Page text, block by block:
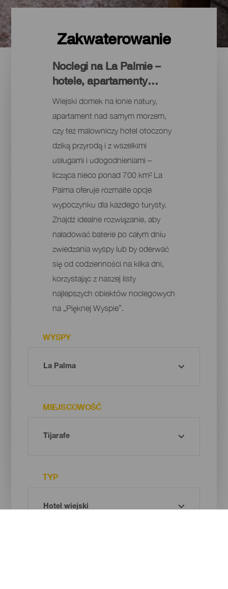
Zakwaterowanie
Noclegi na La Palmie –
hotele, apartamenty…
Wiejski domek na łonie natury,
apartament nad samym morzem,
czy też malowniczy hotel otoczony
dziką przyrodą i z wszelkimi
usługami i udogodnieniami –
licząca nieco ponad 700 km² La
Palma oferuje rozmaite opcje
wypoczynku dla każdego turysty.
Znajdź idealne rozwiązanie, aby
naładować baterie po całym dniu
zwiedzania wyspy lub by oderwać
się od codzienności na kilka dni,
korzystając z naszej listy
najlepszych obiektów noclegowych
na „Pięknej Wyspie”.
WYSPY
MIEJSCOWOŚĆ
TYP